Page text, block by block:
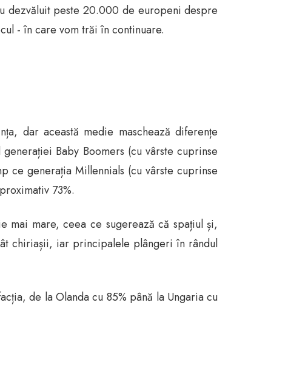
dezvăluit peste 20.000 de europeni despre
- în care vom trăi în continuare.
dar această medie maschează diferențe
Baby Boomers (cu vârste cuprinse
ce generația Millennials (cu vârste cuprinse
73%.
mai mare, ceea ce sugerează că spațiul și,
chiriașii, iar principalele plângeri în rândul
de la Olanda cu 85% până la Ungaria cu